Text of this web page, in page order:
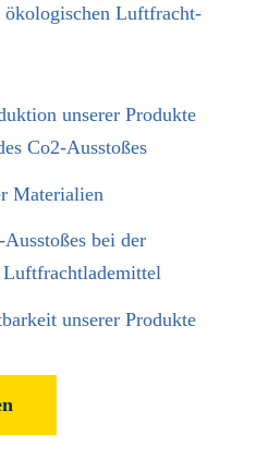
ökologischen Luftfracht­
unserer Produkte
Co2-Ausstoßes
Materialien
bei der
unserer Produkte